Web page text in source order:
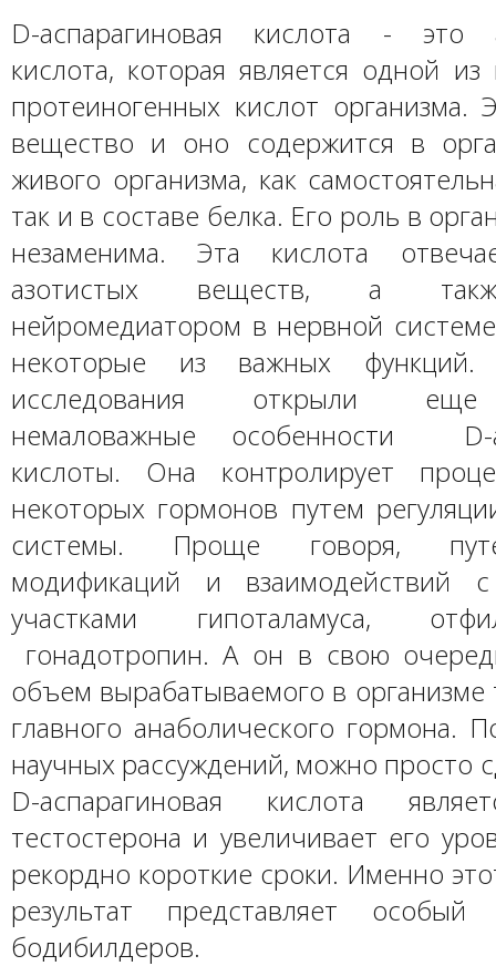
D-аспарагиновая кислота - это
кислота, которая является одной
протеиногенных кислот организма.
вещество и оно содержится в
живого организма, как
так и в составе белка. Его роль в
незаменима. Эта кислота
азотистых веществ, а
нейромедиатором в нервной
некоторые из важных функций.
исследования открыли еще
немаловажные особенности D-
кислоты. Она контролирует
некоторых гормонов путем
системы. Проще говоря,
модификаций и взаимодействий
участками гипоталамуса,
гонадотропин. А он в свою
объем вырабатываемого в организме
главного анаболического гормона.
научных рассуждений, можно просто
D-аспарагиновая кислота
тестостерона и увеличивает его
рекордно короткие сроки. Именно
результат представляет
бодибилдеров.